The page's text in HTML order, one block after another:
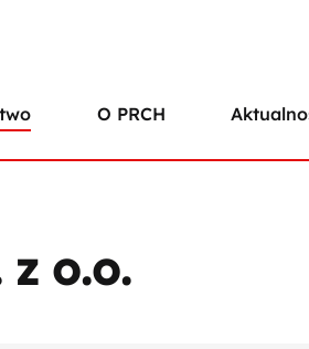
O PRCH
z o.o.